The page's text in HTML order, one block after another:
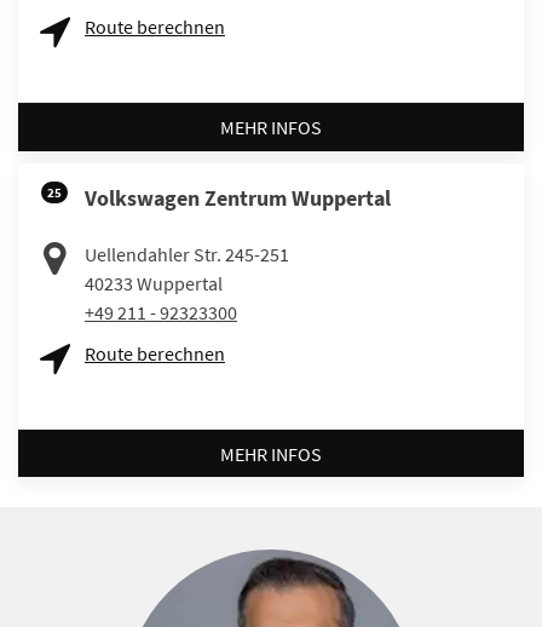
Route berechnen
MEHR INFOS
25 Volkswagen Zentrum Wuppertal
Uellendahler Str. 245-251
40233 Wuppertal
+49 211 - 92323300
Route berechnen
MEHR INFOS